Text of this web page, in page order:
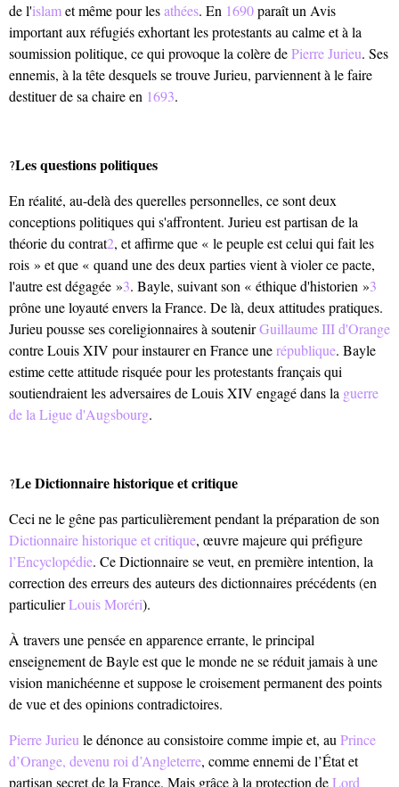
de l'islamet même pour lesathées. En 1690paraît un Avis
important aux réfugiés exhortant les protestants au calme et à la
soumission politique, ce qui provoque la colère dePierre Jurieu. Ses
ennemis, à la tête desquels se trouve Jurieu, parviennent à le faire
destituer de sa chaire en 1693.
?Les questions politiques
En réalité, au-delà des querelles personnelles, ce sont deux
conceptions politiques qui s'affrontent. Jurieu est partisan de la
théorie du contrat2, et affirme que « le peuple est celui qui fait les
rois » et que « quand une des deux parties vient à violer ce pacte,
l'autre est dégagée »3. Bayle, suivant son « éthique d'historien »3
prône une loyauté envers la France. De là, deux attitudes pratiques.
Jurieu pousse ses coreligionnaires à soutenirGuillaume III d'Orange
contre Louis XIV pour instaurer en France unerépublique. Bayle
estime cette attitude risquée pour les protestants français qui
soutiendraient les adversaires de Louis XIV engagé dans la guerre
de la Ligue d'Augsbourg.
?Le Dictionnaire historique et critique
Ceci ne le gêne pas particulièrement pendant la préparation de son
Dictionnaire historique et critique, œuvre majeure qui préfigure
l’Encyclopédie. Ce Dictionnaire se veut, en première intention, la
correction des erreurs des auteurs des dictionnaires précédents (en
particulierLouis Moréri).
À travers une pensée en apparence errante, le principal
enseignement de Bayle est que le monde ne se réduit jamais à une
vision manichéenne et suppose le croisement permanent des points
de vue et des opinions contradictoires.
Pierre Jurieu le dénonce au consistoire comme impie et, au Prince
d’Orange, devenu roi d’Angleterre, comme ennemi de l’État et
partisan secret de la France. Mais grâce à la protection deLord